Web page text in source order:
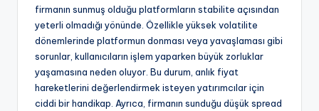
firmanın sunmuş olduğu platformların stabilite açısından
yeterli olmadığı yönünde. Özellikle yüksek volatilite
dönemlerinde platformun donması veya yavaşlaması gibi
sorunlar, kullanıcıların işlem yaparken büyük zorluklar
yaşamasına neden oluyor. Bu durum, anlık fiyat
hareketlerini değerlendirmek isteyen yatırımcılar için
ciddi bir handikap. Ayrıca, firmanın sunduğu düşük spread